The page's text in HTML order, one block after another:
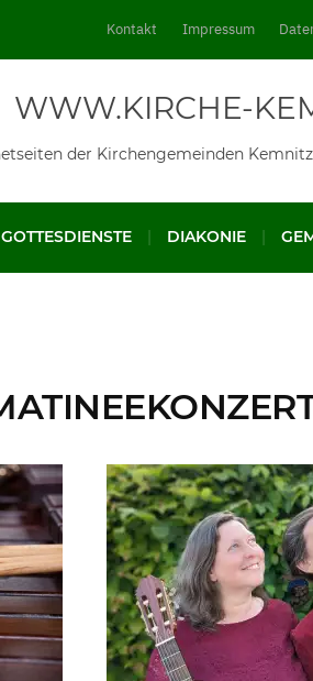
Kontakt Impressum
WWW.KIRCHE-
der Kirchengemeinden
GOTTESDIENSTE DIAKONIE